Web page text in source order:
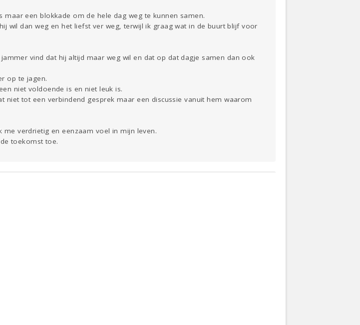
een blokkade om de hele dag weg te kunnen samen.
wil dan weg en het liefst ver weg, terwijl ik graag wat in de buurt blijf voor
vind dat hij altijd maar weg wil en dat op dat dagje samen dan ook
op te jagen.
niet voldoende is en niet leuk is.
tot een verbindend gesprek maar een discussie vanuit hem waarom
verdrietig en eenzaam voel in mijn leven.
toekomst toe.